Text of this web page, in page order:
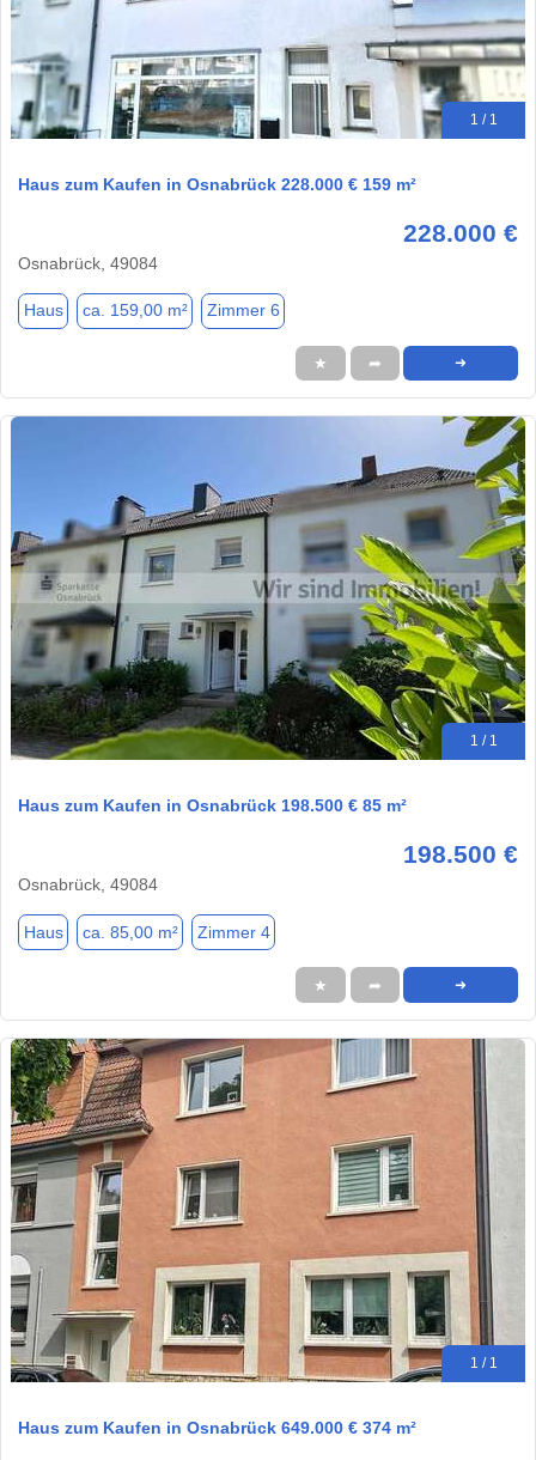
1 / 1
Haus zum Kaufen in Osnabrück 228.000 € 159 m²
228.000 €
Osnabrück, 49084
Haus ca. 159,00 m² Zimmer 6
★ ➦ ➜
1 / 1
Haus zum Kaufen in Osnabrück 198.500 € 85 m²
198.500 €
Osnabrück, 49084
Haus ca. 85,00 m² Zimmer 4
★ ➦ ➜
1 / 1
Haus zum Kaufen in Osnabrück 649.000 € 374 m²